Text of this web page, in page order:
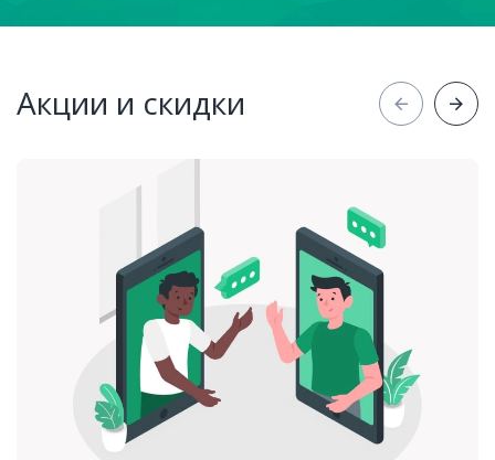
Акции и скидки